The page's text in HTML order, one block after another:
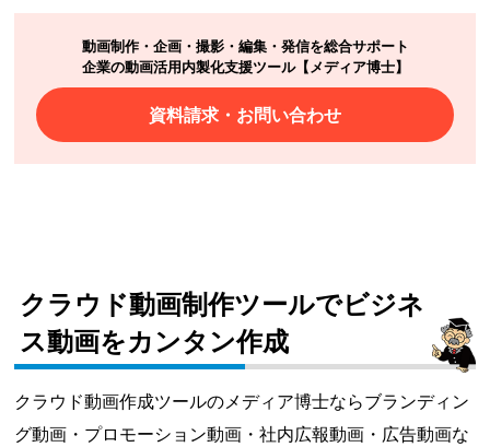
動画制作・企画・撮影・編集・発信を総合サポート
企業の動画活用内製化支援ツール【メディア博士】
資料請求・お問い合わせ
クラウド動画制作ツールでビジネ
ス動画をカンタン作成
クラウド動画作成ツールのメディア博士ならブランディン
グ動画・プロモーション動画・社内広報動画・広告動画な